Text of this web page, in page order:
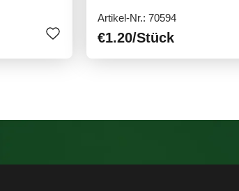
Artikel-Nr.: 70594
€1.20/Stück